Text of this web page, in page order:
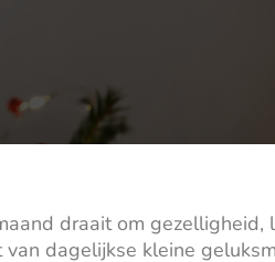
draait om
dagelijkse kleine